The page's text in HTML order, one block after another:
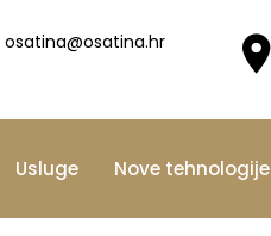
osatina@osatina.hr
Usluge Nove tehnologije